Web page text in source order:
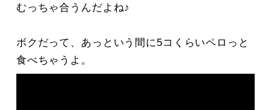
むっちゃ合うんだよね♪
ボクだって、あっという間に5コくらいペロっと
食べちゃうよ。